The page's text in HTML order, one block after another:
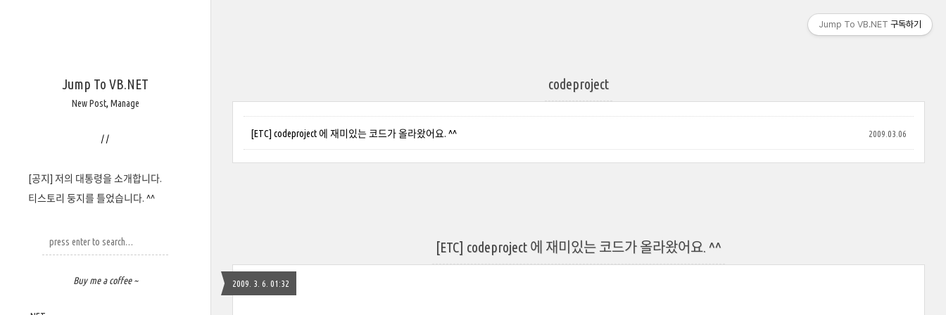
Jump To VB.NET
New Post, Manage
/ /
[공지] 저의 대통령을 소개합니다.
티스토리 둥지를 틀었습니다. ^^
Buy me a coffee ~
codeproject
[ETC] codeproject 에 재미있는 코드가 올라왔어요. ^^ 2009.03.06
[ETC] codeproject 에 재미있는 코드가 올라왔어요. ^^
2009. 3. 6. 01:32
Jump To VB.NET 구독하기